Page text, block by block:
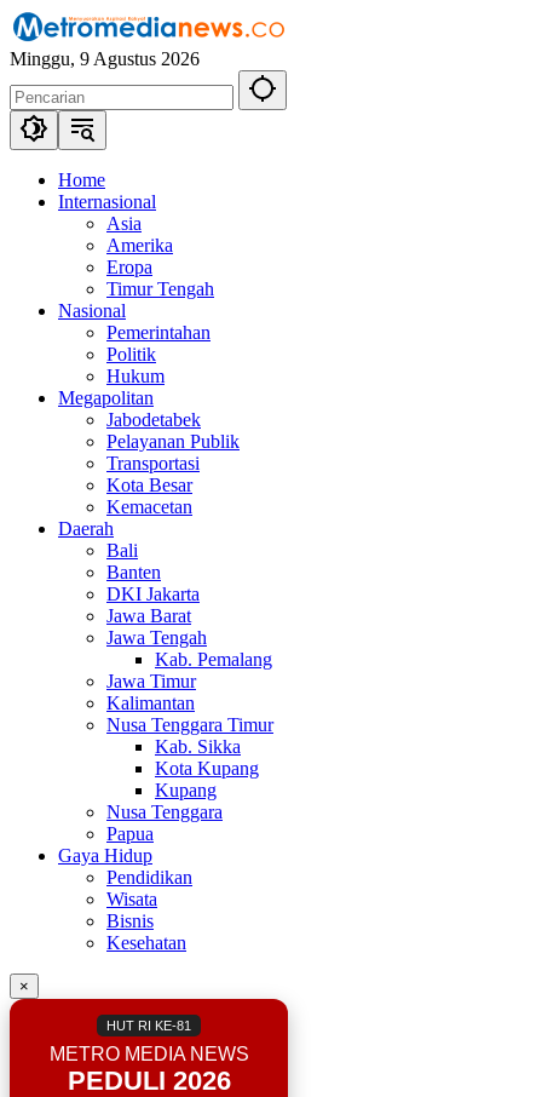
Langsung
ke
konten
Minggu, 9 Agustus 2026
Home
Internasional
Asia
Amerika
Eropa
Timur Tengah
Nasional
Pemerintahan
Politik
Hukum
Megapolitan
Jabodetabek
Pelayanan Publik
Transportasi
Kota Besar
Kemacetan
Daerah
Bali
Banten
DKI Jakarta
Jawa Barat
Jawa Tengah
Kab. Pemalang
Jawa Timur
Kalimantan
Nusa Tenggara Timur
Kab. Sikka
Kota Kupang
Kupang
Nusa Tenggara
Papua
Gaya Hidup
Pendidikan
Wisata
Bisnis
Kesehatan
×
HUT RI KE-81
METRO MEDIA NEWS
PEDULI 2026